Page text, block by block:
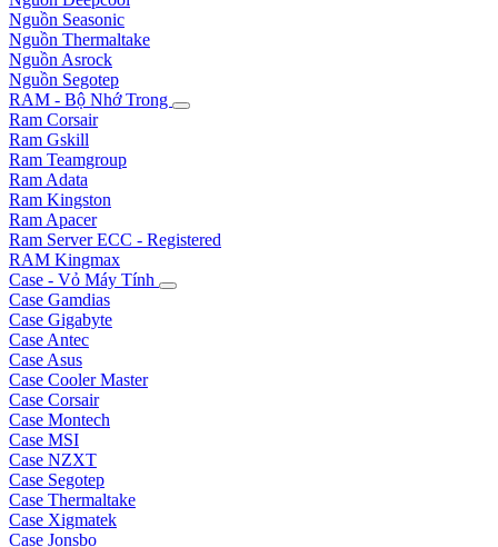
Nguồn Seasonic
Nguồn Thermaltake
Nguồn Asrock
Nguồn Segotep
RAM - Bộ Nhớ Trong
Ram Corsair
Ram Gskill
Ram Teamgroup
Ram Adata
Ram Kingston
Ram Apacer
Ram Server ECC - Registered
RAM Kingmax
Case - Vỏ Máy Tính
Case Gamdias
Case Gigabyte
Case Antec
Case Asus
Case Cooler Master
Case Corsair
Case Montech
Case MSI
Case NZXT
Case Segotep
Case Thermaltake
Case Xigmatek
Case Jonsbo